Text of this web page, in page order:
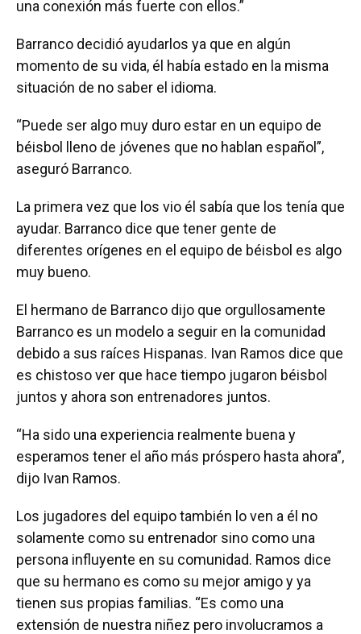
una conexión más fuerte con ellos.”
Barranco decidió ayudarlos ya que en algún
momento de su vida, él había estado en la misma
situación de no saber el idioma.
“Puede ser algo muy duro estar en un equipo de
béisbol lleno de jóvenes que no hablan español”,
aseguró Barranco.
La primera vez que los vio él sabía que los tenía que
ayudar. Barranco dice que tener gente de
diferentes orígenes en el equipo de béisbol es algo
muy bueno.
El hermano de Barranco dijo que orgullosamente
Barranco es un modelo a seguir en la comunidad
debido a sus raíces Hispanas. Ivan Ramos dice que
es chistoso ver que hace tiempo jugaron béisbol
juntos y ahora son entrenadores juntos.
“Ha sido una experiencia realmente buena y
esperamos tener el año más próspero hasta ahora”,
dijo Ivan Ramos.
Los jugadores del equipo también lo ven a él no
solamente como su entrenador sino como una
persona influyente en su comunidad. Ramos dice
que su hermano es como su mejor amigo y ya
tienen sus propias familias. “Es como una
extensión de nuestra niñez pero involucramos a